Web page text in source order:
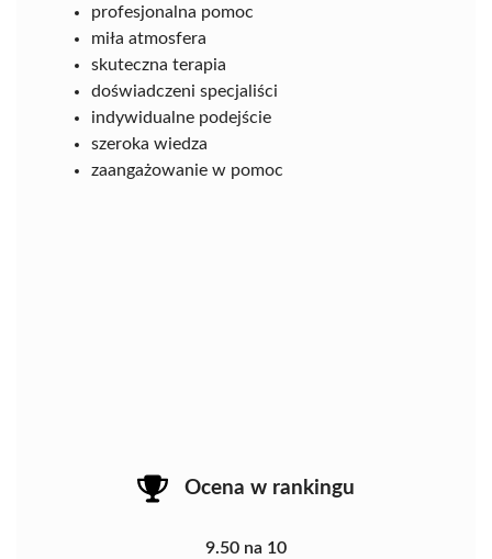
profesjonalna pomoc
miła atmosfera
skuteczna terapia
doświadczeni specjaliści
indywidualne podejście
szeroka wiedza
zaangażowanie w pomoc
Ocena w rankingu
9.50 na 10